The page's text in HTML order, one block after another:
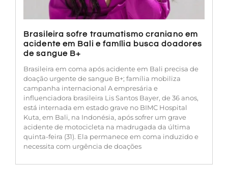
Brasileira sofre traumatismo craniano em
acidente em Bali e família busca doadores
de sangue B+
Brasileira em coma após acidente em Bali precisa de
doação urgente de sangue B+; família mobiliza
campanha internacional A empresária e
influenciadora brasileira Lis Santos Bayer, de 36 anos,
está internada em estado grave no BIMC Hospital
Kuta, em Bali, na Indonésia, após sofrer um grave
acidente de motocicleta na madrugada da última
quinta-feira (31). Ela permanece em coma induzido e
necessita com urgência de doações